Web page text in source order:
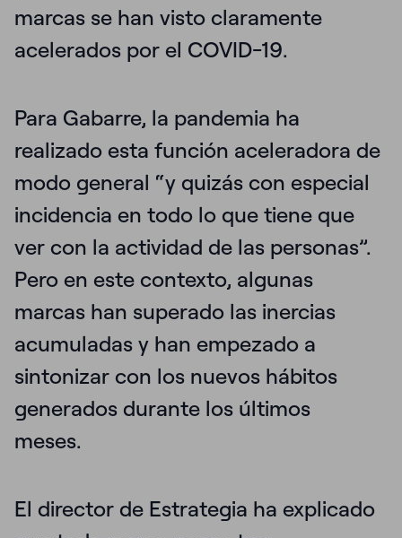
marcas se han visto claramente
acelerados por el COVID-19.
Para Gabarre, la pandemia ha
realizado esta función aceleradora de
modo general “y quizás con especial
incidencia en todo lo que tiene que
ver con la actividad de las personas”.
Pero en este contexto, algunas
marcas han superado las inercias
acumuladas y han empezado a
sintonizar con los nuevos hábitos
generados durante los últimos
meses.
El director de Estrategia ha explicado